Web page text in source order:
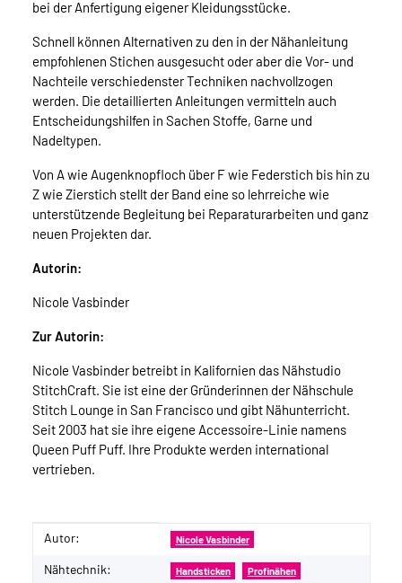
bei der Anfertigung eigener Kleidungsstücke.
Schnell können Alternativen zu den in der Nähanleitung
empfohlenen Stichen ausgesucht oder aber die Vor- und
Nachteile verschiedenster Techniken nachvollzogen
werden. Die detaillierten Anleitungen vermitteln auch
Entscheidungshilfen in Sachen Stoffe, Garne und
Nadeltypen.
Von A wie Augenknopfloch über F wie Federstich bis hin zu
Z wie Zierstich stellt der Band eine so lehrreiche wie
unterstützende Begleitung bei Reparaturarbeiten und ganz
neuen Projekten dar.
Autorin:
Nicole Vasbinder
Zur Autorin:
Nicole Vasbinder betreibt in Kalifornien das Nähstudio
StitchCraft. Sie ist eine der Gründerinnen der Nähschule
Stitch Lounge in San Francisco und gibt Nähunterricht.
Seit 2003 hat sie ihre eigene Accessoire-Linie namens
Queen Puff Puff. Ihre Produkte werden international
vertrieben.
Produkteigenschaft
Wert
Autor: Nicole Vasbinder
Nähtechnik: Handsticken Profinähen